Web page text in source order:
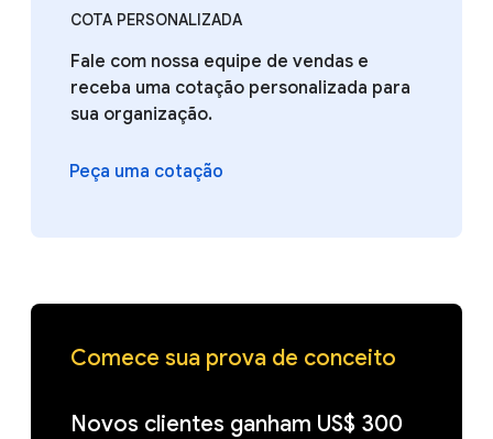
COTA PERSONALIZADA
Fale com nossa equipe de vendas e
receba uma cotação personalizada para
sua organização.
Peça uma cotação
Comece sua prova de conceito
Novos clientes ganham US$ 300